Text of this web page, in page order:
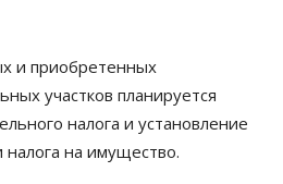
и приобретенных
участков планируется
налога и установление
на имущество.